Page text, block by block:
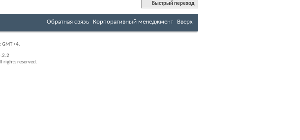
Быстрый переход
Обратная связь Корпоративный менеджмент Вверх
GMT +4.
rights reserved.